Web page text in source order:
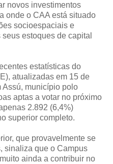
novos investimentos
onde o CAA está situado
socioespaciais e
estoques de capital
estatísticas do
atualizadas em 15 de
Assú, município polo
aptas a votar no próximo
2.892 (6,4%)
superior completo.
que provavelmente se
sinaliza que o Campus
ainda a contribuir no